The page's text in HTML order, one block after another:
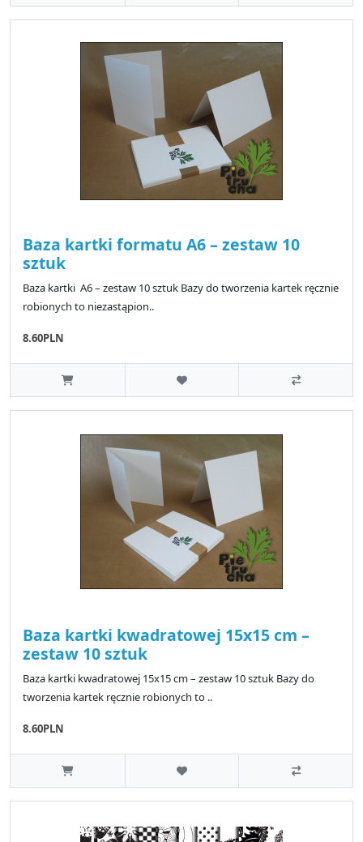
Baza kartki formatu A6 – zestaw 10
sztuk
Baza kartki A6 – zestaw 10 sztuk Bazy do tworzenia kartek ręcznie
robionych to niezastąpion..
8.60PLN
Baza kartki kwadratowej 15x15 cm –
zestaw 10 sztuk
Baza kartki kwadratowej 15x15 cm – zestaw 10 sztuk Bazy do
tworzenia kartek ręcznie robionych to ..
8.60PLN